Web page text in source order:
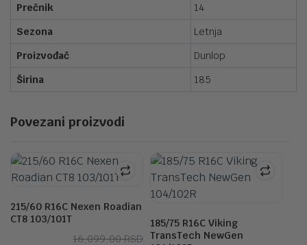
Prečnik
14
Sezona
Letnja
Proizvođač
Dunlop
Širina
185
Povezani proizvodi
215/60 R16C Nexen Roadian
CT8 103/101T
16,099.00RSDOriginalna
Trenutna
185/75 R16C Viking
TransTech NewGen